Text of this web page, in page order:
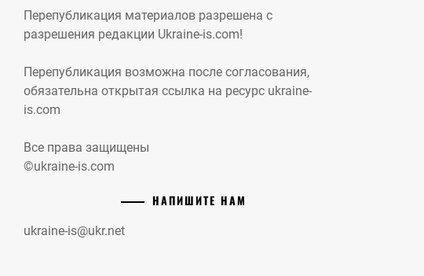
Перепубликация материалов разрешена с
разрешения редакции Ukraine-is.com!
Перепубликация возможна после согласования,
обязательна открытая ссылка на ресурс ukraine-
is.com
Все права защищены
©ukraine-is.com
НАПИШИТЕ НАМ
ukraine-is@ukr.net